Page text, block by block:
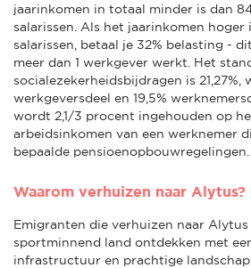
jaarinkomen in totaal minder is dan
salarissen. Als het jaarinkomen hoger
salarissen, betaal je 32% belasting -
meer dan 1 werkgever werkt. Het
socialezekerheidsbijdragen is 21,27%,
werkgeversdeel en 19,5%
wordt 2,1/3 procent ingehouden op
arbeidsinkomen van een werknemer
bepaalde pensioenopbouwregelingen.
Waarom verhuizen naar Alytus?
Emigranten die verhuizen naar
sportminnend land ontdekken met
infrastructuur en prachtige